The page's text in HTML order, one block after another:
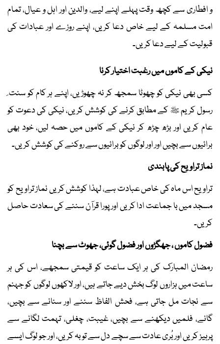
و افطاری سے کچھ وقت پہلے اپنے لیے، والدین اور اہل و عیال، تمام
امت مسلمہ کے لیے خاص دعا کریں، اپنے روزے اور عبادات کی
قبولیت کے لیے دعا کریں۔
نیکی کے کاموں میں رغبت اختیار کرنا
کسی بھی نیکی کو چھوٹا سمجھ کر نہ چھوڑیں، اپنے ہر کام کو سنت ِ
رسول کریم ﷺ کے مطابق کرنے کی کوشش کریں، نیکی کی دعوت کو
عام کریں اور بڑھ چڑھ کر نیکی کے کاموں میں حصہ لیں، خود بھی
برائیوں سے بچیں اور اور لوگوں کو برائیوں سے روکنے کی کوشش کریں۔
نماز تراویح کی پابندی
تراویح اس ماہ کی خاص عبادت ہے، لہذا کوشش کریں نماز تراویح کو
مسجد میں با جماعت ادا کریں اور پورا قرآن سننے کی سعادت حاصل
کریں۔
فضول کاموں ، جھگڑوں اور فضول گوئی، جھوٹ سے بچنا
رمضان المبارک کی ہر ایک ساعت کو قیمتی سمجھے، اس کی ہر
ساعت میں ہزاروں لوگ بخش دیے جاتے ہیں، اور لاکھوں لوگوں کو جہنم
سے نجات مل جاتی ہے، فحش الفاظ سننے اور سنانے سے بچیں،
گانے، فلمیں دیکھنے سے بچیں، غیبت، چغلی، تہمت لگانے سے
پرہیز کریں اور بُری عادت سے سچے دل سے توبہ کریں، اور جو لوگ ایسے